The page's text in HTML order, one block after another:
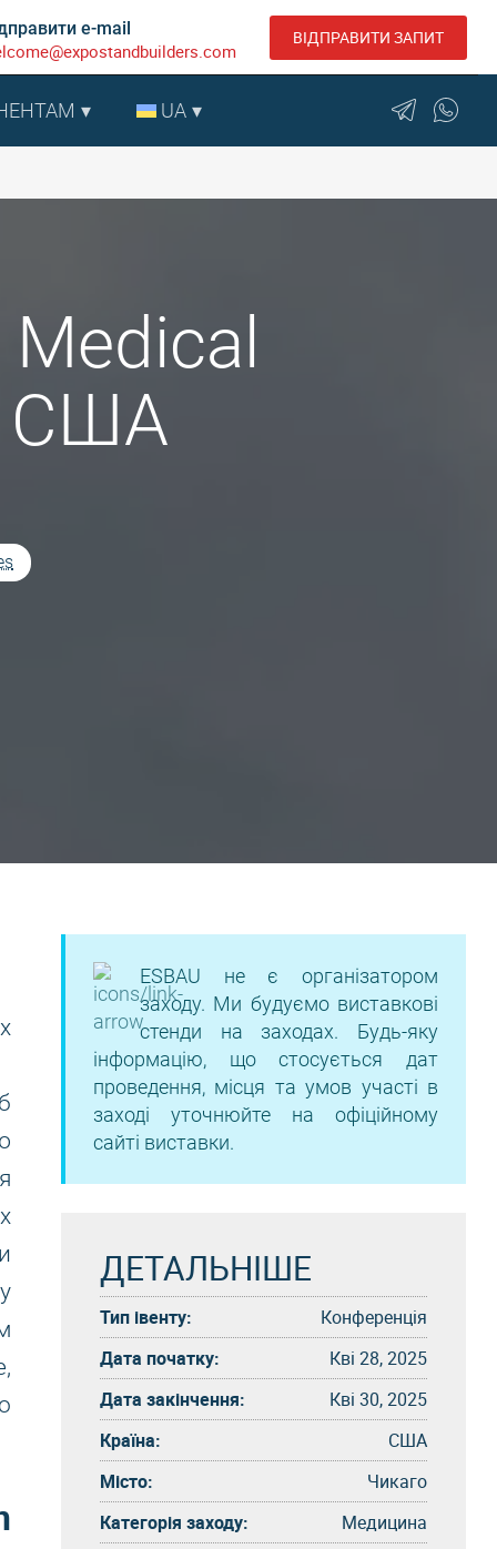
e-mail ВІДПРАВИТИ ЗАПИТ
UA
США
ESBAU не є організатором
заходу. Ми будуємо виставкові
стенди на заходах. Будь-яку
інформацію, що стосується дат
проведення, місця та умов участі в
заході уточнюйте на офіційному
сайті виставки.
ДЕТАЛЬНІШЕ
Тип івенту:
Конференція
Дата початку:
Кві 28, 2025
Дата закінчення:
Кві 30, 2025
Країна:
США
Місто:
Чикаго
Категорія заходу:
Медицина